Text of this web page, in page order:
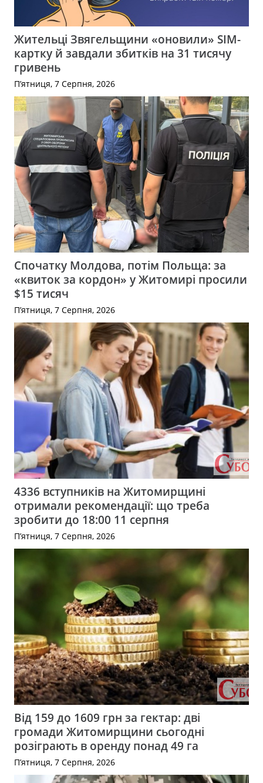
Жительці Звягельщини «оновили» SIM-
картку й завдали збитків на 31 тисячу
гривень
П’ятниця, 7 Серпня, 2026
Спочатку Молдова, потім Польща: за
«квиток за кордон» у Житомирі просили
$15 тисяч
П’ятниця, 7 Серпня, 2026
4336 вступників на Житомирщині
отримали рекомендації: що треба
зробити до 18:00 11 серпня
П’ятниця, 7 Серпня, 2026
Від 159 до 1609 грн за гектар: дві
громади Житомирщини сьогодні
розіграють в оренду понад 49 га
П’ятниця, 7 Серпня, 2026